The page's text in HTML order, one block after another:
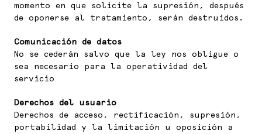
momento en que solicite la supresión, después
de oponerse al tratamiento, serán destruidos.
Comunicación de datos
No se cederán salvo que la ley nos obligue o
sea necesario para la operatividad del
servicio
Derechos del usuario
Derechos de acceso, rectificación, supresión,
portabilidad y la limitación u oposición a